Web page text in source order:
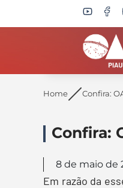
Search
Home Confira:
Confira:
8 de maio de
Em razão da